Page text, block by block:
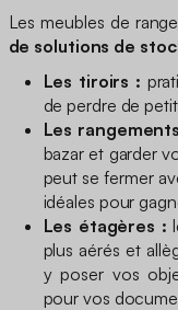
Les meubles de
de solutions de
Les tiroirs :
de perdre de
Les
bazar et garder
peut se fermer
idéales pour
Les étagères :
plus aérés et
y poser vos
pour vos